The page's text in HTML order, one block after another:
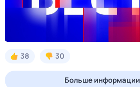
38 30
Больше информации